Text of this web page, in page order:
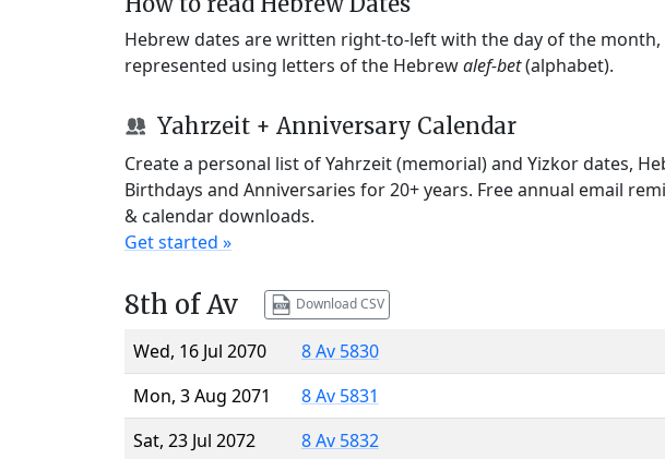
Hebrew dates are written right-to-left with the day of the
represented using letters of the Hebrewalef-bet(alphabet).
Yahrzeit + Anniversary Calendar
Create a personal list of Yahrzeit (memorial) and Yizkor dates,
Birthdays and Anniversaries for 20+ years. Free annual email
& calendar downloads.
Get started »
8th of Av Download CSV
Wed, 16 Jul 2070
8 Av 5830
Mon, 3 Aug 2071
8 Av 5831
Sat, 23 Jul 2072
8 Av 5832